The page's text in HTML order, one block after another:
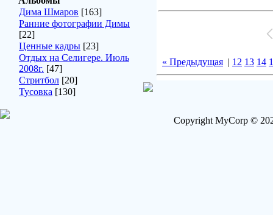
Дима Шмаров [163]
Ранние фотографии Димы
[22]
Ценные кадры [23]
Отдых на Селигере. Июль
2008г. [47]
Стритбол [20]
Тусовка [130]
« Предыдущая | 12 13 14
Copyright MyCorp ©